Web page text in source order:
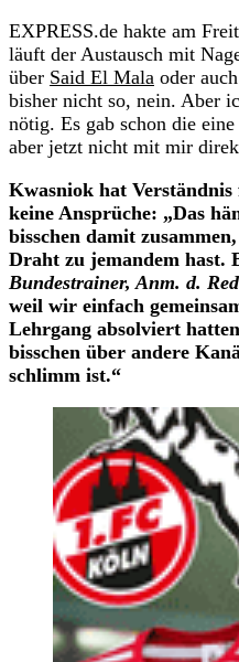
EXPRESS.de hakte am
läuft der Austausch mit
über Said El Mala oder
bisher nicht so, nein. Aber
nötig. Es gab schon die
aber jetzt nicht mit mir
Kwasniok hat
keine Ansprüche: „Das
bisschen damit
Draht zu jemandem hast.
Bundestrainer, Anm. d.
weil wir einfach
Lehrgang absolviert
bisschen über andere
schlimm ist.“